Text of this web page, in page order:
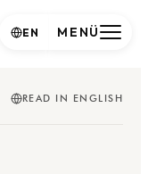
READ IN ENGLISH
MENÜ
EN